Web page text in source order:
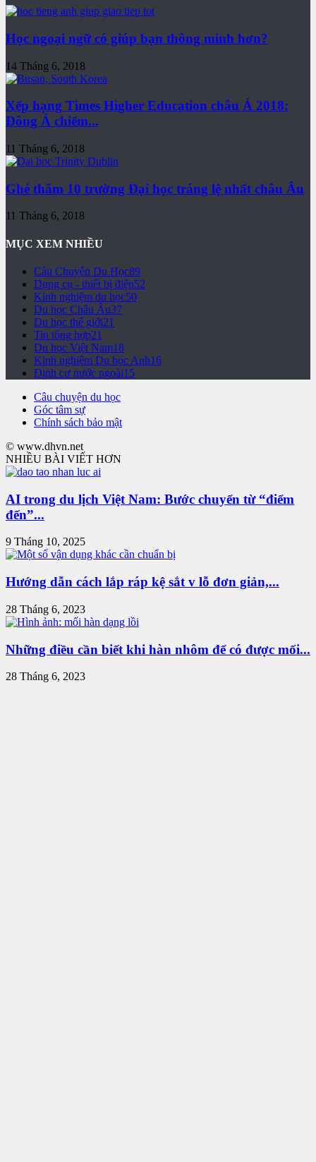
Học ngoại ngữ có giúp bạn thông minh hơn?
14 Tháng 6, 2018
Xếp hạng Times Higher Education châu Á 2018:
Đông Á chiếm...
11 Tháng 6, 2018
Ghé thăm 10 trường Đại học tráng lệ nhất châu Âu
11 Tháng 6, 2018
MỤC XEM NHIỀU
Câu Chuyện Du Học89
Dụng cụ - thiết bị điện52
Kinh nghiệm du học50
Du học Châu Âu37
Du học thế giới21
Tin tổng hợp21
Du học Việt Nam18
Kinh nghiệm Du học Anh16
Định cư nước ngoài15
Câu chuyện du học
Góc tâm sự
Chính sách bảo mật
© www.dhvn.net
NHIỀU BÀI VIẾT HƠN
AI trong du lịch Việt Nam: Bước chuyển từ “điểm
đến”...
9 Tháng 10, 2025
Hướng dẫn cách lắp ráp kệ sắt v lỗ đơn giản,...
28 Tháng 6, 2023
Những điều cần biết khi hàn nhôm để có được mối...
28 Tháng 6, 2023